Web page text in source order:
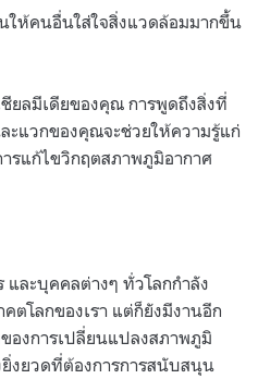
ให้คนอื่นใส่ใจสิ่งแวดล้อมมากขึ้น
ยลมีเดียของคุณ การพูดถึงสิ่งที่
แวกของคุณจะช่วยให้ความรู้แก่
รแก้ไขวิกฤตสภาพภูมิอากาศ
ละบุคคลต่างๆ ทั่วโลกกำลัง
ตโลกของเรา แต่ก็ยังมีงานอีก
องการเปลี่ยนแปลงสภาพภูมิ
งยวดที่ต้องการการสนับสนุน